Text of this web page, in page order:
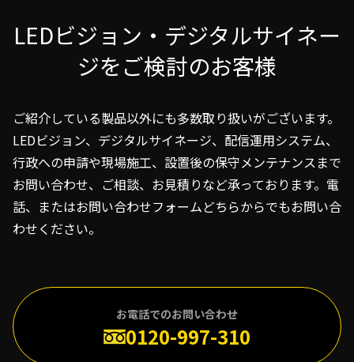
LEDビジョン・デジタルサイネー
ジをご検討のお客様
ご紹介している製品以外にも多数取り扱いがございます。
LEDビジョン、デジタルサイネージ、配信運用システム、
行政への申請や現場施工、設置後の保守メンテナンスまで
お問い合わせ、ご相談、お見積りなど承っております。電
話、またはお問い合わせフォームどちらからでもお問い合
わせください。
お電話でのお問い合わせ
0120-997-310